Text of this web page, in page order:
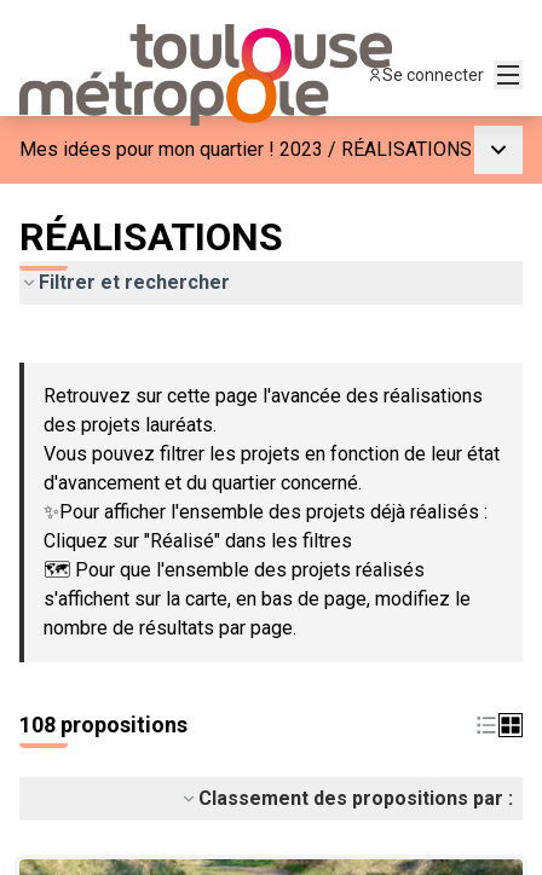
Se connecter
Mes idées pour mon quartier ! 2023 / RÉALISATIONS
RÉALISATIONS
Filtrer et rechercher
−
Retrouvez sur cette page l'avancée des réalisations
des projets lauréats.
Vous pouvez filtrer les projets en fonction de leur état
d'avancement et du quartier concerné.
✨Pour afficher l'ensemble des projets déjà réalisés :
Cliquez sur "Réalisé" dans les filtres
🗺️ Pour que l'ensemble des projets réalisés
s'affichent sur la carte, en bas de page, modifiez le
nombre de résultats par page.
108 propositions
Classement des propositions par :